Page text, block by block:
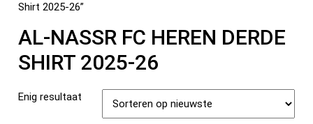
Shirt 2025-26”
AL-NASSR FC HEREN DERDE
SHIRT 2025-26
Enig resultaat